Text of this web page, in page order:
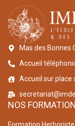
Mas des Bonnes
Accueil
Accueil sur place
NOS